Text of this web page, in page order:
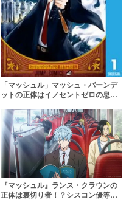
「マッシュル」マッシュ・バーンデ
ットの正体はイノセントゼロの息
る
『マッシュル』ランス・クラウンの
正体は裏切り者！？シスコン優等生